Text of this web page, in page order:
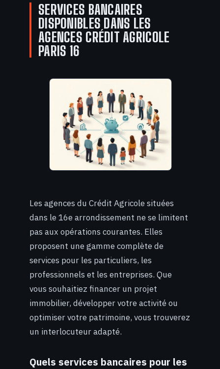
SERVICES BANCAIRES
DISPONIBLES DANS LES
AGENCES CRÉDIT AGRICOLE
PARIS 16
Les agences du Crédit Agricole situées
dans le 16e arrondissement ne se limitent
pas aux opérations courantes. Elles
proposent une gamme complète de
services pour les particuliers, les
professionnels et les entreprises. Que
vous souhaitiez financer un projet
immobilier, développer votre activité ou
optimiser votre patrimoine, vous trouverez
un interlocuteur adapté.
Quels services bancaires pour les